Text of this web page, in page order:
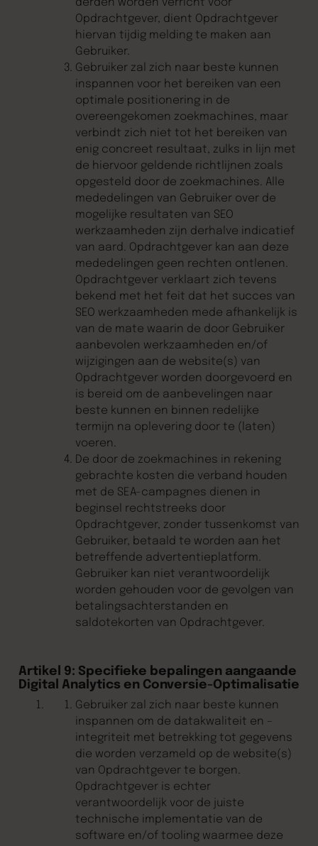
derden worden verricht voor
Opdrachtgever, dient Opdrachtgever
hiervan tijdig melding te maken aan
Gebruiker.
Gebruiker zal zich naar beste kunnen
inspannen voor het bereiken van een
optimale positionering in de
overeengekomen zoekmachines, maar
verbindt zich niet tot het bereiken van
enig concreet resultaat, zulks in lijn met
de hiervoor geldende richtlijnen zoals
opgesteld door de zoekmachines. Alle
mededelingen van Gebruiker over de
mogelijke resultaten van SEO
werkzaamheden zijn derhalve indicatief
van aard. Opdrachtgever kan aan deze
mededelingen geen rechten ontlenen.
Opdrachtgever verklaart zich tevens
bekend met het feit dat het succes van
SEO werkzaamheden mede afhankelijk is
van de mate waarin de door Gebruiker
aanbevolen werkzaamheden en/of
wijzigingen aan de website(s) van
Opdrachtgever worden doorgevoerd en
is bereid om de aanbevelingen naar
beste kunnen en binnen redelijke
termijn na oplevering door te (laten)
voeren.
De door de zoekmachines in rekening
gebrachte kosten die verband houden
met de SEA-campagnes dienen in
beginsel rechtstreeks door
Opdrachtgever, zonder tussenkomst van
Gebruiker, betaald te worden aan het
betreffende advertentieplatform.
Gebruiker kan niet verantwoordelijk
worden gehouden voor de gevolgen van
betalingsachterstanden en
saldotekorten van Opdrachtgever.
Artikel 9: Specifieke bepalingen aangaande
Digital Analytics en Conversie-Optimalisatie
Gebruiker zal zich naar beste kunnen
inspannen om de datakwaliteit en –
integriteit met betrekking tot gegevens
die worden verzameld op de website(s)
van Opdrachtgever te borgen.
Opdrachtgever is echter
verantwoordelijk voor de juiste
technische implementatie van de
software en/of tooling waarmee deze